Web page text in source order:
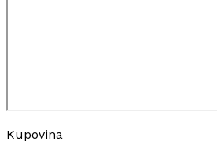
Kupovina